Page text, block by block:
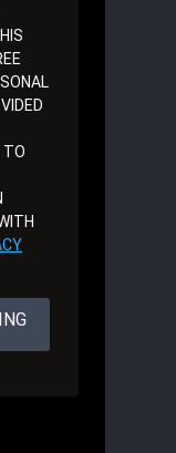
TO